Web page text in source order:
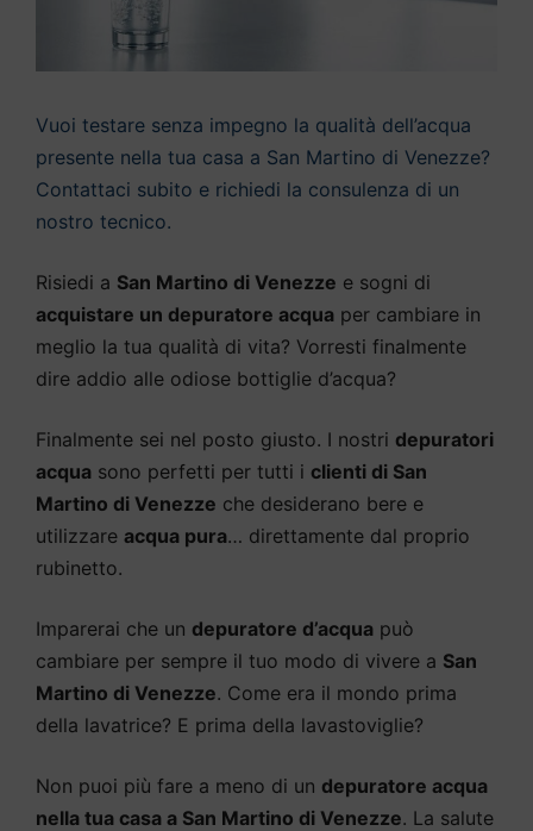
Vuoi testare senza impegno la qualità dell’acqua
presente nella tua casa a San Martino di Venezze?
Contattaci subito e richiedi la consulenza di un
nostro tecnico.
Risiedi a San Martino di Venezze e sogni di
acquistare un depuratore acqua per cambiare in
meglio la tua qualità di vita? Vorresti finalmente
dire addio alle odiose bottiglie d’acqua?
Finalmente sei nel posto giusto. I nostri depuratori
acqua sono perfetti per tutti i clienti di San
Martino di Venezze che desiderano bere e
utilizzare acqua pura… direttamente dal proprio
rubinetto.
Imparerai che un depuratore d’acqua può
cambiare per sempre il tuo modo di vivere a San
Martino di Venezze. Come era il mondo prima
della lavatrice? E prima della lavastoviglie?
Non puoi più fare a meno di un depuratore acqua
nella tua casa a San Martino di Venezze. La salute